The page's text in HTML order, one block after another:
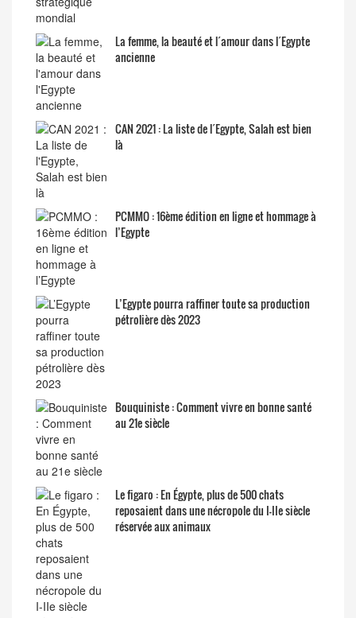
La femme, la beauté et l´amour dans l´Egypte
ancienne
CAN 2021 : La liste de l´Egypte, Salah est bien
là
PCMMO : 16ème édition en ligne et hommage à
l’Egypte
L’Egypte pourra raffiner toute sa production
pétrolière dès 2023
Bouquiniste : Comment vivre en bonne santé
au 21e siècle
Le figaro : En Égypte, plus de 500 chats
reposaient dans une nécropole du I-IIe siècle
réservée aux animaux